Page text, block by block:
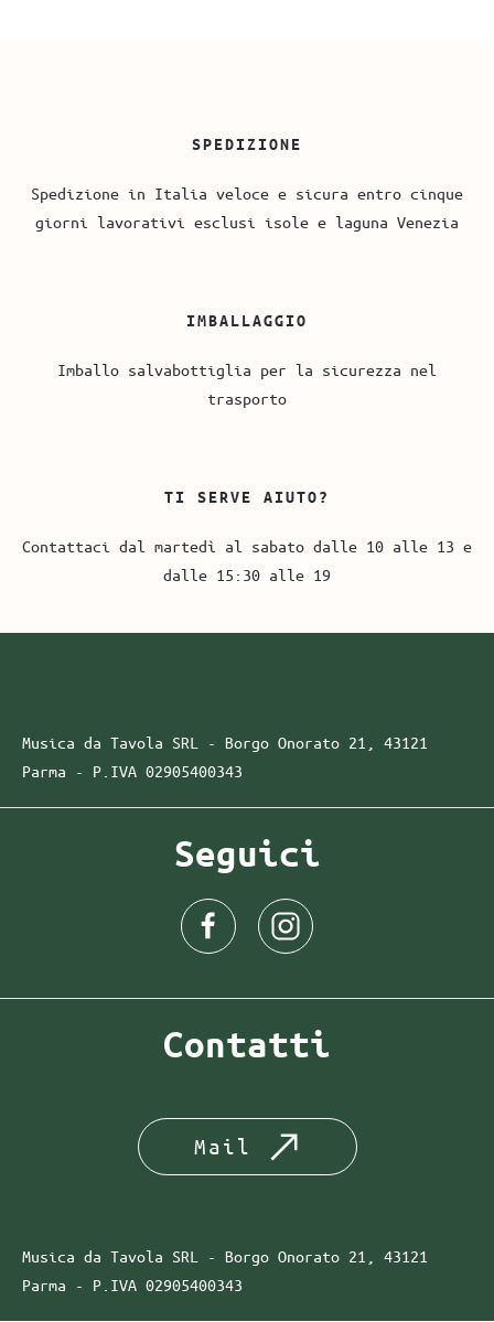
SPEDIZIONE
Spedizione in Italia veloce e sicura entro cinque
giorni lavorativi esclusi isole e laguna Venezia
IMBALLAGGIO
Imballo salvabottiglia per la sicurezza nel
trasporto
TI SERVE AIUTO?
Contattaci dal martedì al sabato dalle 10 alle 13 e
dalle 15:30 alle 19
Musica da Tavola SRL - Borgo Onorato 21, 43121
Parma - P.IVA 02905400343
Seguici
Contatti
Mail
Musica da Tavola SRL - Borgo Onorato 21, 43121
Parma - P.IVA 02905400343